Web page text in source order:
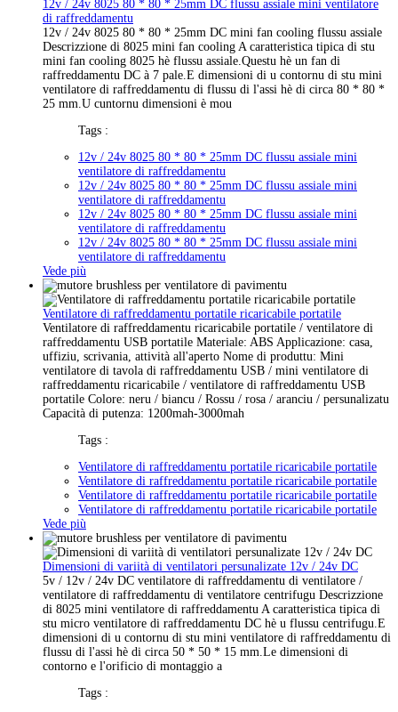
12v / 24v 8025 80 * 80 * 25mm DC flussu assiale mini ventilatore
di raffreddamentu
12v / 24v 8025 80 * 80 * 25mm DC mini fan cooling flussu assiale
Descrizzione di 8025 mini fan cooling A caratteristica tipica di stu
mini fan cooling 8025 hè flussu assiale.Questu hè un fan di
raffreddamentu DC à 7 pale.E dimensioni di u contornu di stu mini
ventilatore di raffreddamentu di flussu di l'assi hè di circa 80 * 80 *
25 mm.U cuntornu dimensioni è mou
Tags :
12v / 24v 8025 80 * 80 * 25mm DC flussu assiale mini
ventilatore di raffreddamentu
12v / 24v 8025 80 * 80 * 25mm DC flussu assiale mini
ventilatore di raffreddamentu
12v / 24v 8025 80 * 80 * 25mm DC flussu assiale mini
ventilatore di raffreddamentu
12v / 24v 8025 80 * 80 * 25mm DC flussu assiale mini
ventilatore di raffreddamentu
Vede più
Ventilatore di raffreddamentu portatile ricaricabile portatile
Ventilatore di raffreddamentu ricaricabile portatile / ventilatore di
raffreddamentu USB portatile Materiale: ABS Applicazione: casa,
uffiziu, scrivania, attività all'aperto Nome di produttu: Mini
ventilatore di tavola di raffreddamentu USB / mini ventilatore di
raffreddamentu ricaricabile / ventilatore di raffreddamentu USB
portatile Colore: neru / biancu / Rossu / rosa / aranciu / persunalizatu
Capacità di putenza: 1200mah-3000mah
Tags :
Ventilatore di raffreddamentu portatile ricaricabile portatile
Ventilatore di raffreddamentu portatile ricaricabile portatile
Ventilatore di raffreddamentu portatile ricaricabile portatile
Ventilatore di raffreddamentu portatile ricaricabile portatile
Vede più
Dimensioni di variità di ventilatori persunalizate 12v / 24v DC
5v / 12v / 24v DC ventilatore di raffreddamentu di ventilatore /
ventilatore di raffreddamentu di ventilatore centrifugu Descrizzione
di 8025 mini ventilatore di raffreddamentu A caratteristica tipica di
stu micro ventilatore di raffreddamentu DC hè u flussu centrifugu.E
dimensioni di u contornu di stu mini ventilatore di raffreddamentu di
flussu di l'assi hè di circa 50 * 50 * 15 mm.Le dimensioni di
contorno e l'orificio di montaggio a
Tags :